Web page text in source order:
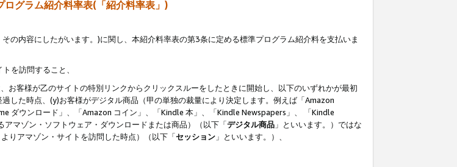
ログラム紹介料率表(「紹介料率表」)
の内容にしたがいます。)に関し、本紹介料率表の第3条に定める標準プログラム紹介料を支払いま
を訪問すること、
客様が乙のサイトの特別リンクからクリックスルーをしたときに開始し、以下のいずれかが最初
した時点、(y)お客様がデジタル商品（甲の単独の裁量により決定します。例えば「Amazon
ダウンロード」、「Amazon コイン」、「Kindle 本」、「Kindle Newspapers」、 「Kindle
マゾン・ソフトウェア・ダウンロードまたは商品）（以下「デジタル商品 」といいます。）ではな
りアマゾン・サイトを訪問した時点）（以下「セッション 」といいます。）、